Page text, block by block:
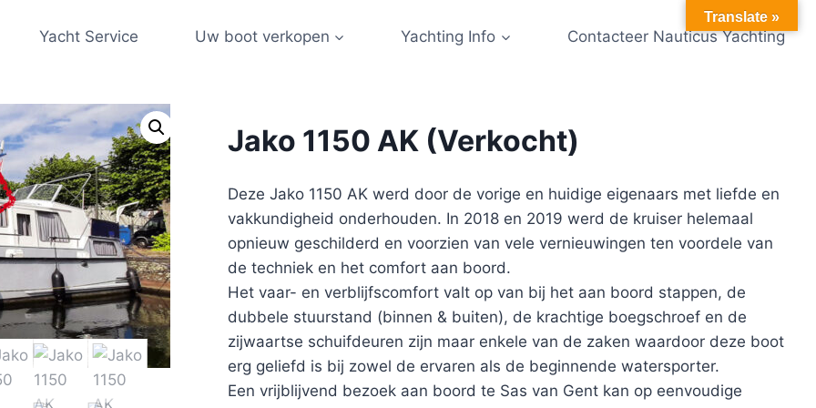
Yacht Service Uw boot verkopen Yachting Info Contacteer Nauticus Yachting
Jako 1150 AK (Verkocht)
Deze Jako 1150 AK werd door de vorige en huidige eigenaars met liefde en
vakkundigheid onderhouden. In 2018 en 2019 werd de kruiser helemaal
opnieuw geschilderd en voorzien van vele vernieuwingen ten voordele van
de techniek en het comfort aan boord.
Het vaar- en verblijfscomfort valt op van bij het aan boord stappen, de
dubbele stuurstand (binnen & buiten), de krachtige boegschroef en de
zijwaartse schuifdeuren zijn maar enkele van de zaken waardoor deze boot
erg geliefd is bij zowel de ervaren als de beginnende watersporter.
Een vrijblijvend bezoek aan boord te Sas van Gent kan op eenvoudige
Translate »